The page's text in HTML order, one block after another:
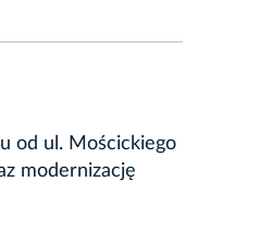
od ul. Mościckiego
modernizację